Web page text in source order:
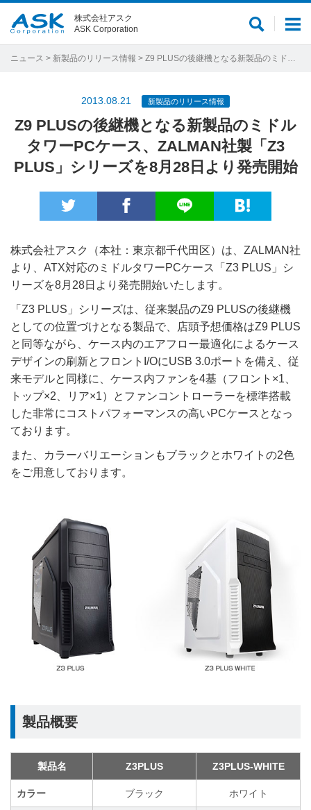
メ
ュ
サ
ト
株式会社アスク
ASK Corporation
ニュース > 新製品のリリース情報 > Z9 PLUSの後継機となる新製品のミドルタワーPCケース、ZALMAN社製「Z3 PLUS」シリーズを8月28日より発売開始
2013.08.21 新製品のリリース情報
Z9 PLUSの後継機となる新製品のミドル
タワーPCケース、ZALMAN社製「Z3
PLUS」シリーズを8月28日より発売開始
株式会社アスク（本社：東京都千代田区）は、ZALMAN社
より、ATX対応のミドルタワーPCケース「Z3 PLUS」シ
リーズを8月28日より発売開始いたします。
「Z3 PLUS」シリーズは、従来製品のZ9 PLUSの後継機
としての位置づけとなる製品で、店頭予想価格はZ9 PLUS
と同等ながら、ケース内のエアフロー最適化によるケース
デザインの刷新とフロントI/OにUSB 3.0ポートを備え、従
来モデルと同様に、ケース内ファンを4基（フロント×1、
トップ×2、リア×1）とファンコントローラーを標準搭載
した非常にコストパフォーマンスの高いPCケースとなっ
ております。
また、カラーバリエーションもブラックとホワイトの2色
をご用意しております。
製品概要
製品名 Z3PLUS Z3PLUS-WHITE
カラー ブラック ホワイト